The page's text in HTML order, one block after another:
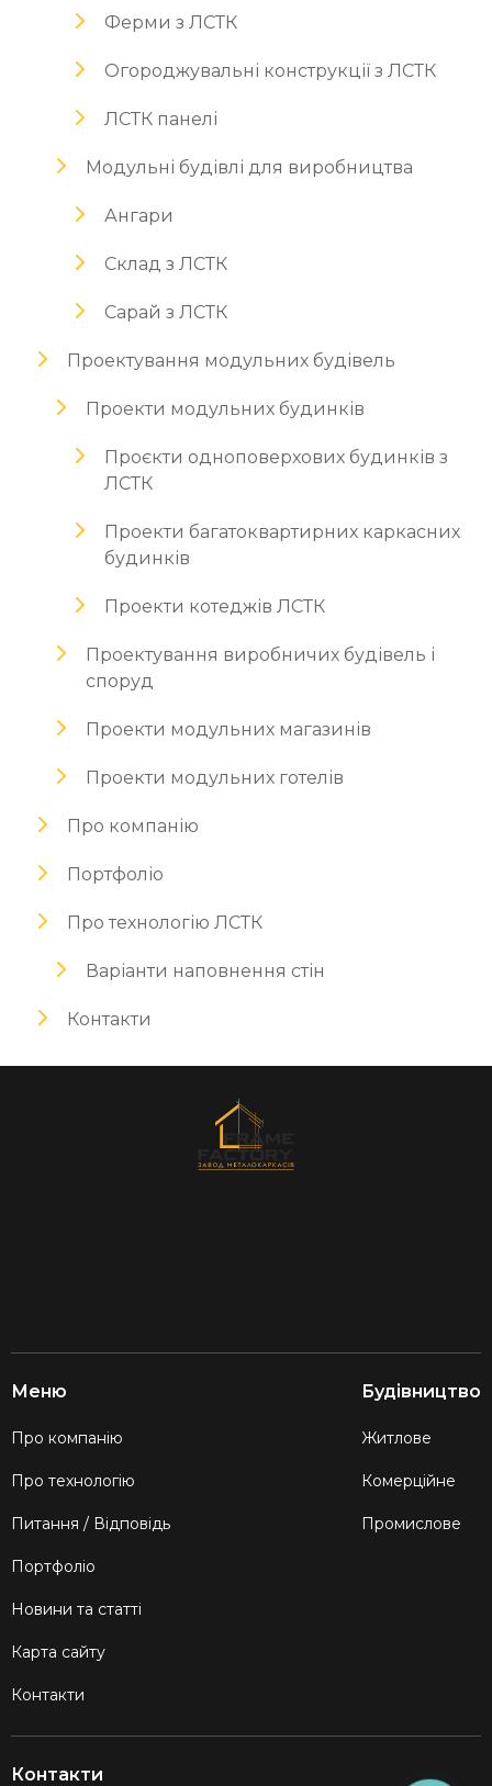
Ферми з ЛСТК
Огороджувальні конструкції з ЛСТК
ЛСТК панелі
Модульні будівлі для виробництва
Ангари
Склад з ЛСТК
Сарай з ЛСТК
Проектування модульних будівель
Проекти модульних будинків
Проєкти одноповерхових будинків з
ЛСТК
Проекти багатоквартирних каркасних
будинків
Проекти котеджів ЛСТК
Проектування виробничих будівель і
споруд
Проекти модульних магазинів
Проекти модульних готелів
Про компанію
Портфоліо
Про технологію ЛСТК
Варіанти наповнення стін
Контакти
Меню
Про компанію
Про технологію
Питання / Відповідь
Портфоліо
Новини та статті
Карта сайту
Контакти
Будівництво
Житлове
Комерційне
Промислове
Контакти